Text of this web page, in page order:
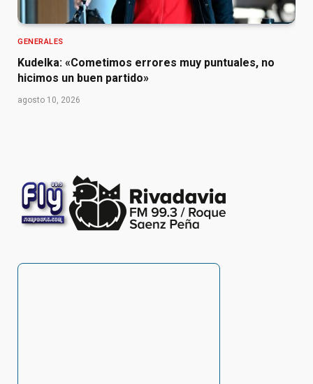
GENERALES
Kudelka: «Cometimos errores muy puntuales, no
hicimos un buen partido»
agosto 10, 2026